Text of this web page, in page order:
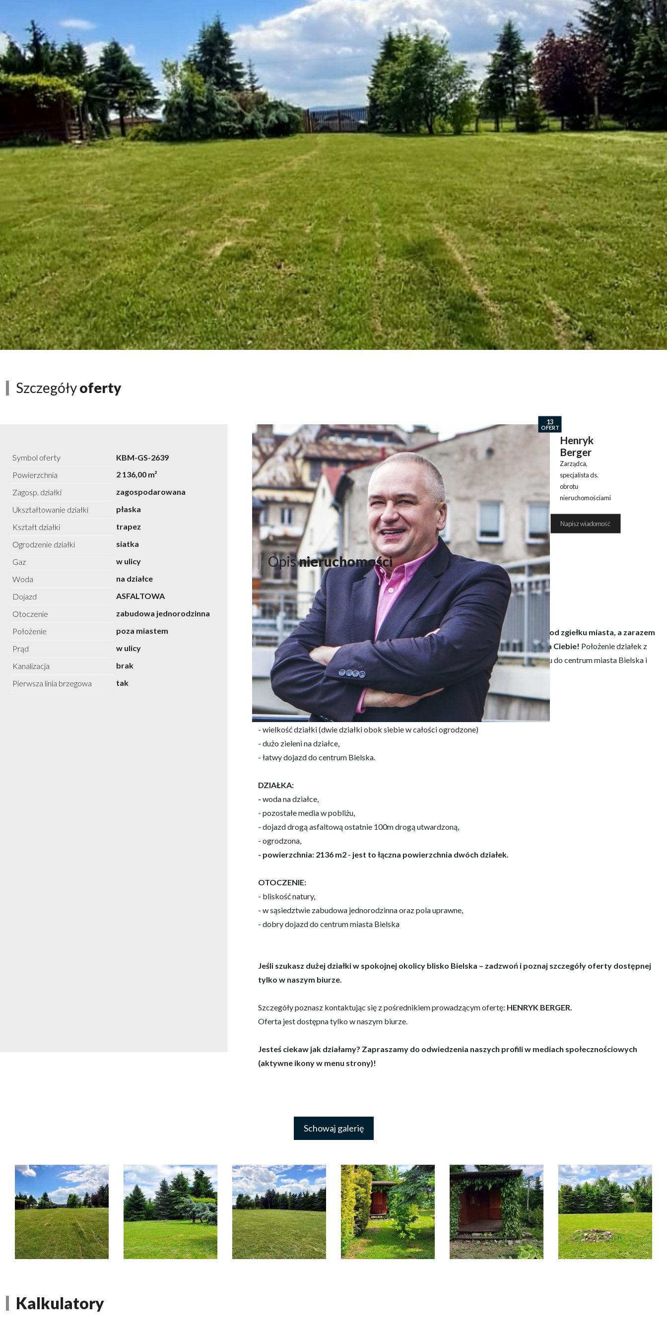
Szczegółyoferty
Symbol oferty
KBM-GS-2639
Powierzchnia
2 136,00 m²
Zagosp. działki
zagospodarowana
Ukształtowanie działki
płaska
Kształt działki
trapez
Ogrodzenie działki
siatka
Gaz
w ulicy
Woda
na działce
Dojazd
ASFALTOWA
Otoczenie
zabudowa jednorodzinna
Położenie
poza miastem
Prąd
w ulicy
Kanalizacja
brak
Pierwsza linia brzegowa
tak
Henryk
Berger
Zarządca,
specjalista ds.
obrotu
nieruchomościami
Napisz wiadomość
13
OFERT
Opisnieruchomości
DZIAŁKI BUDOWLANE W ATRAKCYJNEJ LOKALIZACJI.
Marzy Ci się duża działka w cichej i spokojnej okolicy, gdzie będziesz mógł uciec od zgiełku miasta, a zarazem
chcesz mieć możliwość łatwego dojazdu do Bielska? To ta oferta jest idealna dla Ciebie! Położenie działek z
jednej strony zapewnia dystans od zgiełku miasta, a z drugiej zaś dobry i łatwy dojazdu do centrum miasta Bielska i
dobre połączenie z drogą ekspresową S 52 Cieszyn – Bielsko
NAJWAŻNIEJSZE ATUTY:
- w sąsiedztwie zabudowa jednorodzinna oraz pola,
- wielkość działki (dwie działki obok siebie w całości ogrodzone)
- dużo zieleni na działce,
- łatwy dojazd do centrum Bielska.
DZIAŁKA:
- woda na działce,
- pozostałe media w pobliżu,
- dojazd drogą asfaltową ostatnie 100m drogą utwardzoną,
- ogrodzona,
- powierzchnia: 2136 m2 - jest to łączna powierzchnia dwóch działek.
OTOCZENIE:
- bliskość natury,
- w sąsiedztwie zabudowa jednorodzinna oraz pola uprawne,
- dobry dojazd do centrum miasta Bielska
Jeśli szukasz dużej działki w spokojnej okolicy blisko Bielska – zadzwoń i poznaj szczegóły oferty dostępnej
tylko w naszym biurze.
Szczegóły poznasz kontaktując się z pośrednikiem prowadzącym ofertę: HENRYK BERGER.
Oferta jest dostępna tylko w naszym biurze.
Jesteś ciekaw jak działamy? Zapraszamy do odwiedzenia naszych profili w mediach społecznościowych
(aktywne ikony w menu strony)!
Schowaj galerię
Kalkulatory